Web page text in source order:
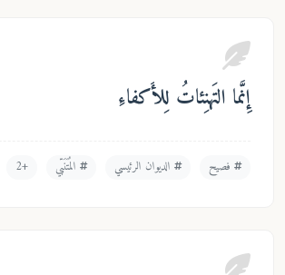
التَهنِئاتُ لِلأَكفاءِ
الديوان الرئيسي المُتَنَبّي +2